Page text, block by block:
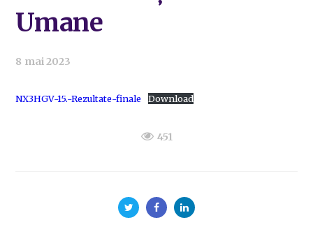
Umane
8 mai 2023
NX3HGV-15.-Rezultate-finale Download
451